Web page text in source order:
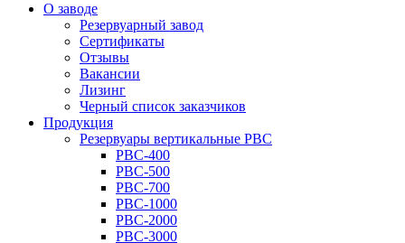
О заводе
Резервуарный завод
Сертификаты
Отзывы
Вакансии
Лизинг
Черный список заказчиков
Продукция
Резервуары вертикальные РВС
РВС-400
РВС-500
РВС-700
РВС-1000
РВС-2000
РВС-3000